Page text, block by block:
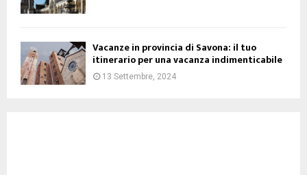
Vacanze in provincia di Savona: il tuo
itinerario per una vacanza indimenticabile
13 Settembre, 2024